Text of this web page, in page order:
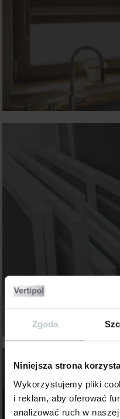
Zgoda
Niniejsza strona
Wykorzystujemy pliki
i reklam, aby oferować
analizować ruch w